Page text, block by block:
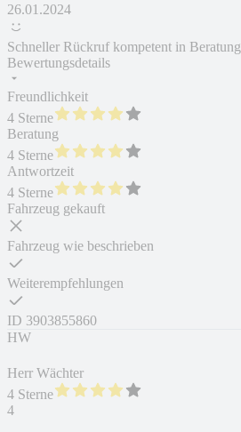
26.01.2024
Schneller Rückruf kompetent in Beratung
Bewertungsdetails
Freundlichkeit
4 Sterne
Beratung
4 Sterne
Antwortzeit
4 Sterne
Fahrzeug gekauft
Fahrzeug wie beschrieben
Weiterempfehlungen
ID 3903855860
HW
Herr Wächter
4 Sterne
4